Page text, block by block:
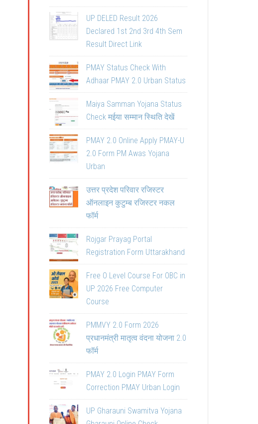
UP DELED Result 2026
Declared 1st 2nd 3rd 4th Sem
Result Direct Link
PMAY Status Check With
Adhaar PMAY 2.0 Urban Status
Maiya Samman Yojana Status
Check मईया सम्मान स्थिति देखें
PMAY 2.0 Online Apply PMAY-U
2.0 Form PM Awas Yojana
Urban
उत्तर प्रदेश परिवार रजिस्टर
ऑनलाइन कुटुम्ब रजिस्टर नकल
फॉर्म
Rojgar Prayag Portal
Registration Form Uttarakhand
Free O Level Course For OBC in
UP 2026 Free Computer
Course
PMMVY 2.0 Form 2026
प्रधानमंत्री मातृत्व वंदना योजना 2.0
फॉर्म
PMAY 2.0 Login PMAY Form
Correction PMAY Urban Login
UP Gharauni Swamitva Yojana